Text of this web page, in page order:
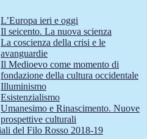
L’Europa ieri e oggi
Il seicento. La nuova scienza
La coscienza della crisi e le
avanguardie
Il Medioevo come momento di
fondazione della cultura occidentale
Illuminismo
Esistenzialismo
Umanesimo e Rinascimento. Nuove
prospettive culturali
del Filo Rosso 2018-19